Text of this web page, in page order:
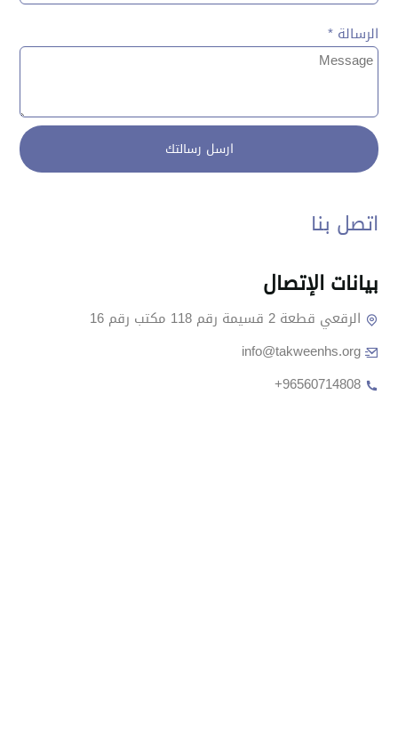
الرسالة *
اتصل بنا
بيانات الإتصال
الرقعي قطعة 2 قسيمة رقم 118 مكتب رقم 16
info@takweenhs.org
+96560714808